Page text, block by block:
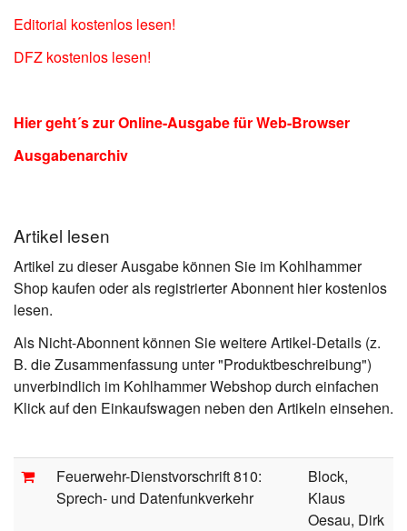
Editorial kostenlos lesen!
DFZ kostenlos lesen!
Hier geht´s zur Online-Ausgabe für Web-Browser
Ausgabenarchiv
Artikel lesen
Artikel zu dieser Ausgabe können Sie im Kohlhammer
Shop kaufen oder als registrierter Abonnent hier kostenlos
lesen.
Als Nicht-Abonnent können Sie weitere Artikel-Details (z.
B. die Zusammenfassung unter "Produktbeschreibung")
unverbindlich im Kohlhammer Webshop durch einfachen
Klick auf den Einkaufswagen neben den Artikeln einsehen.
Feuerwehr-Dienstvorschrift 810:
Sprech- und Datenfunkverkehr
Block,
Klaus
Oesau, Dirk